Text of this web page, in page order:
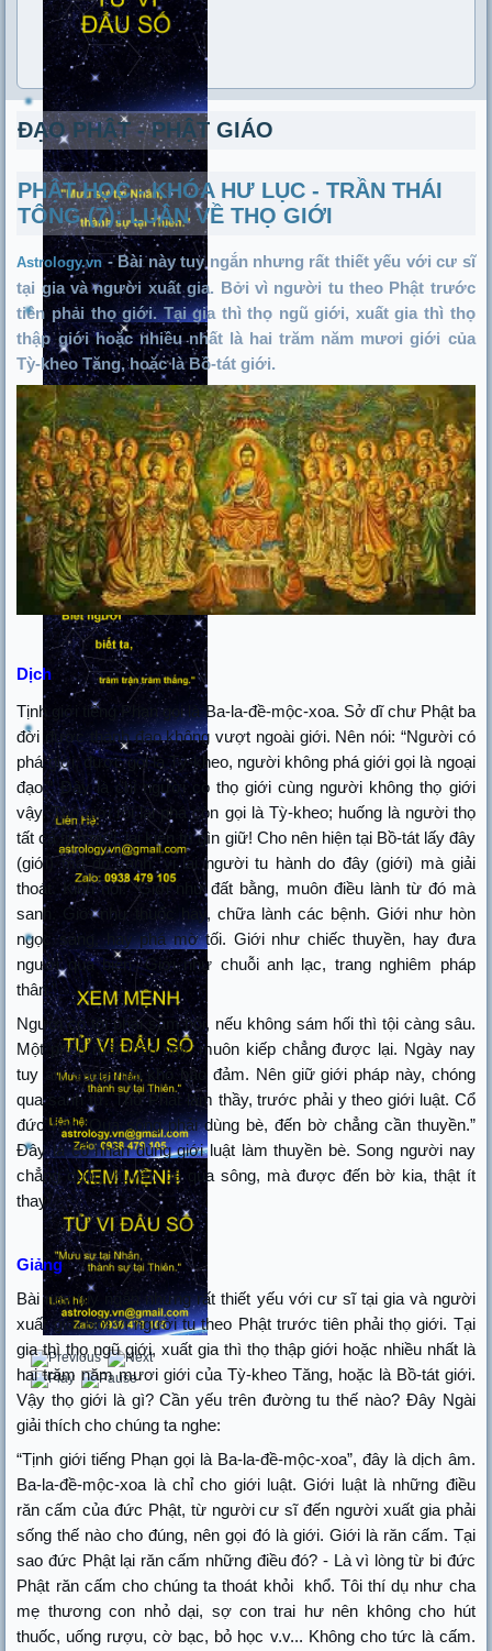
ĐẠO PHẬT - PHẬT GIÁO
PHẬT HỌC - KHÓA HƯ LỤC - TRẦN THÁI
TÔNG (7): LUẬN VỀ THỌ GIỚI
Astrology.vn-Bài này tuy ngắn nhưng rất thiết yếu với cư sĩ
tại gia và người xuất gia. Bởi vì người tu theo Phật trước
tiên phải thọ giới. Tại gia thì thọ ngũ giới, xuất gia thì thọ
thập giới hoặc nhiều nhất là hai trăm năm mươi giới của
Tỳ-kheo Tăng, hoặc là Bồ-tát giới.
Dịch
Tịnh giới tiếng Phạn gọi là Ba-la-đề-mộc-xoa. Sở dĩ chư Phật ba
đời được thành đạo không vượt ngoài giới. Nên nói: “Người có
phá giới, được gọi là Tỳ-kheo, người không phá giới gọi là ngoại
đạo.” Đây là chỉ người có thọ giới cùng người không thọ giới
vậy. Thọ giới rồi lại phá còn gọi là Tỳ-kheo; huống là người thọ
tất cả tịnh giới, lại kiên trì gìn giữ! Cho nên hiện tại Bồ-tát lấy đây
(giới) mà độ sanh; vị lai người tu hành do đây (giới) mà giải
thoát. Kinh nói: “Giới như đất bằng, muôn điều lành từ đó mà
sanh. Giới như thuốc hay, chữa lành các bệnh. Giới như hòn
ngọc sáng, hay phá mờ tối. Giới như chiếc thuyền, hay đưa
người qua biển. Giới như chuỗi anh lạc, trang nghiêm pháp
thân.”
Người có tội phải sám hối, nếu không sám hối thì tội càng sâu.
Một phen mất thân này, muôn kiếp chẳng được lại. Ngày nay
tuy an, sáng mai khó bảo đảm. Nên giữ giới pháp này, chóng
qua sanh tử. Thờ Phật làm thầy, trước phải y theo giới luật. Cổ
đức nói: “Qua sông phải dùng bè, đến bờ chẳng cần thuyền.”
Đây là cổ nhân dùng giới luật làm thuyền bè. Song người nay
chẳng dùng thuyền bè qua sông, mà được đến bờ kia, thật ít
thay!
Giảng
Bài này tuy ngắn nhưng rất thiết yếu với cư sĩ tại gia và người
xuất gia. Bởi vì người tu theo Phật trước tiên phải thọ giới. Tại
gia thì thọ ngũ giới, xuất gia thì thọ thập giới hoặc nhiều nhất là
hai trăm năm mươi giới của Tỳ-kheo Tăng, hoặc là Bồ-tát giới.
Vậy thọ giới là gì? Cần yếu trên đường tu thế nào? Đây Ngài
giải thích cho chúng ta nghe:
“Tịnh giới tiếng Phạn gọi là Ba-la-đề-mộc-xoa”, đây là dịch âm.
Ba-la-đề-mộc-xoa là chỉ cho giới luật. Giới luật là những điều
răn cấm của đức Phật, từ người cư sĩ đến người xuất gia phải
sống thế nào cho đúng, nên gọi đó là giới. Giới là răn cấm. Tại
sao đức Phật lại răn cấm những điều đó? - Là vì lòng từ bi đức
Phật răn cấm cho chúng ta thoát khỏi
khổ. Tôi thí dụ như cha
mẹ thương con nhỏ dại, sợ con trai hư nên không cho hút
thuốc, uống rượu, cờ bạc, bỏ học v.v... Không cho tức là cấm.